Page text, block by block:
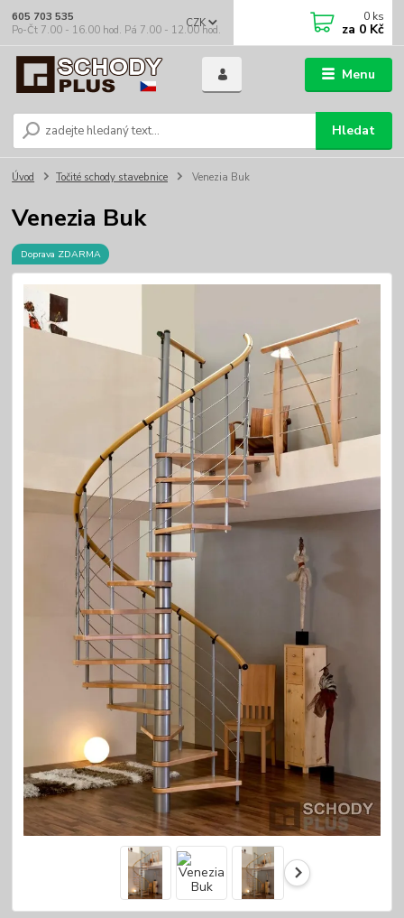
Menu
CZK
Hledat
605 703 535
Po-Čt 7.00 - 16.00 hod. Pá 7.00 - 12.00 hod.
0 ks
za 0 Kč
Úvod Točité schody stavebnice Venezia Buk
Venezia Buk
Doprava ZDARMA